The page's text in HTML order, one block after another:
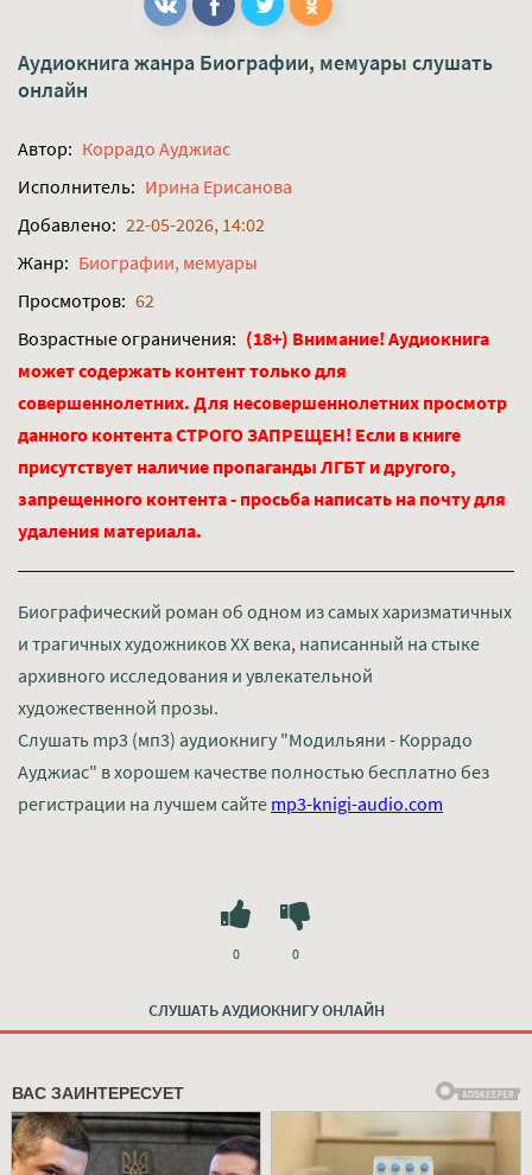
Аудиокнига жанра Биографии, мемуары слушать
онлайн
Автор: Коррадо Ауджиас
Исполнитель: Ирина Ерисанова
Добавлено: 22-05-2026, 14:02
Жанр: Биографии, мемуары
Просмотров: 62
Возрастные ограничения: (18+) Внимание! Аудиокнига
может содержать контент только для
совершеннолетних. Для несовершеннолетних просмотр
данного контента СТРОГО ЗАПРЕЩЕН! Если в книге
присутствует наличие пропаганды ЛГБТ и другого,
запрещенного контента - просьба написать на почту для
удаления материала.
Биографический роман об одном из самых харизматичных
и трагичных художников XX века, написанный на стыке
архивного исследования и увлекательной
художественной прозы.
Слушать mp3 (мп3) аудиокнигу "Модильяни - Коррадо
Ауджиас" в хорошем качестве полностью бесплатно без
регистрации на лучшем сайте mp3-knigi-audio.com
СЛУШАТЬ АУДИОКНИГУ ОНЛАЙН
0 0